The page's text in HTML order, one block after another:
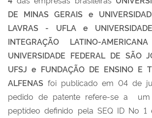
DE MINAS GERAIS e
LAVRAS - UFLA e
INTEGRAÇÃO LATINO-
UNIVERSIDADE FEDERAL DE SÃO
UFSJ e FUNDAÇÃO DE ENSINO E
ALFENAS foi publicado em 04 de
pedido de patente refere-se a
peptídeo definido pela SEQ ID No 1